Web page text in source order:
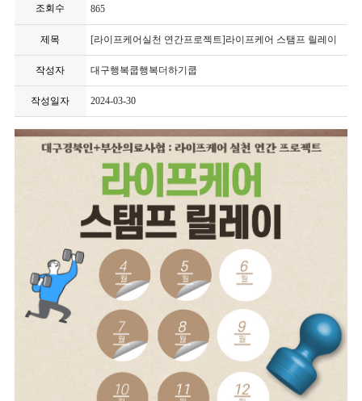
조회수 865
제목 [라이프케어실천 연간프로젝트]라이프케어 스탬프 릴레이
작성자 대구행복쿱행복더하기쿱
작성일자 2024-03-30